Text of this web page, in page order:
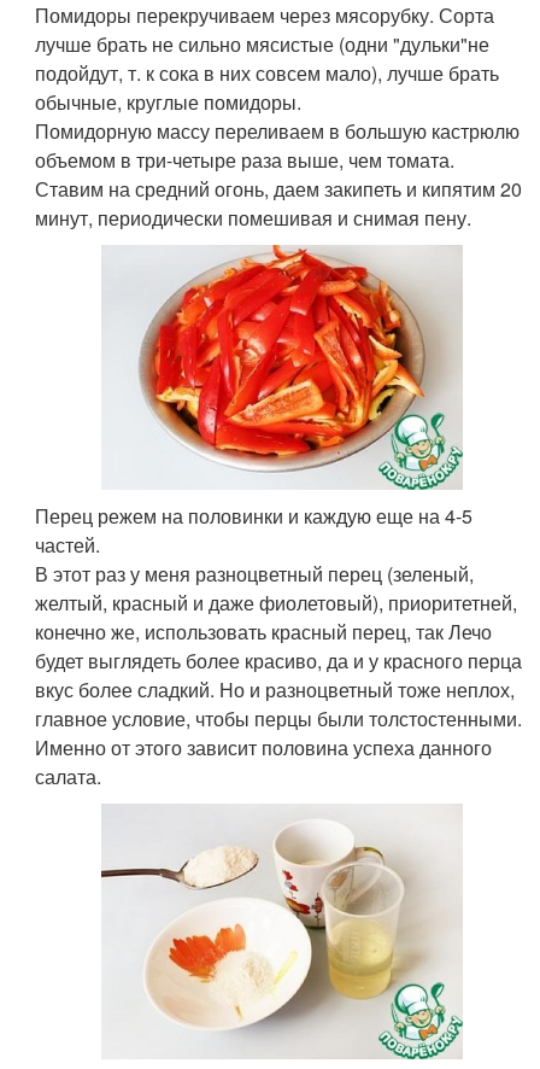
Помидоры перекручиваем через мясорубку. Сорта
лучше брать не сильно мясистые (одни "дульки"не
подойдут, т. к сока в них совсем мало), лучше брать
обычные, круглые помидоры.
Помидорную массу переливаем в большую кастрюлю
объемом в три-четыре раза выше, чем томата.
Ставим на средний огонь, даем закипеть и кипятим 20
минут, периодически помешивая и снимая пену.
Перец режем на половинки и каждую еще на 4-5
частей.
В этот раз у меня разноцветный перец (зеленый,
желтый, красный и даже фиолетовый), приоритетней,
конечно же, использовать красный перец, так Лечо
будет выглядеть более красиво, да и у красного перца
вкус более сладкий. Но и разноцветный тоже неплох,
главное условие, чтобы перцы были толстостенными.
Именно от этого зависит половина успеха данного
салата.